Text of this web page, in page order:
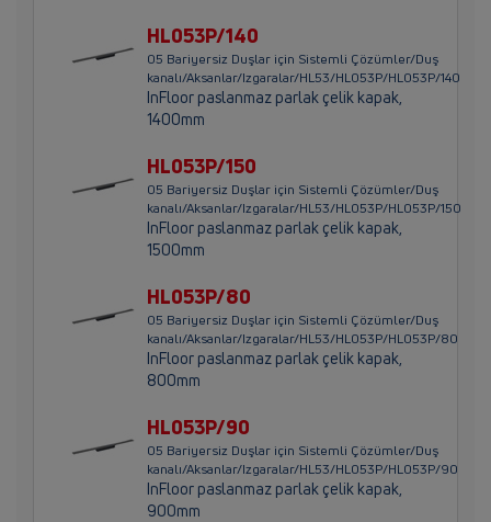
HL053P/140
05 Bariyersiz Duşlar için Sistemli Çözümler/Duş
kanalı/Aksanlar/Izgaralar/HL53/HL053P/HL053P/140
InFloor paslanmaz parlak çelik kapak,
1400mm
HL053P/150
05 Bariyersiz Duşlar için Sistemli Çözümler/Duş
kanalı/Aksanlar/Izgaralar/HL53/HL053P/HL053P/150
InFloor paslanmaz parlak çelik kapak,
1500mm
HL053P/80
05 Bariyersiz Duşlar için Sistemli Çözümler/Duş
kanalı/Aksanlar/Izgaralar/HL53/HL053P/HL053P/80
InFloor paslanmaz parlak çelik kapak,
800mm
HL053P/90
05 Bariyersiz Duşlar için Sistemli Çözümler/Duş
kanalı/Aksanlar/Izgaralar/HL53/HL053P/HL053P/90
InFloor paslanmaz parlak çelik kapak,
900mm